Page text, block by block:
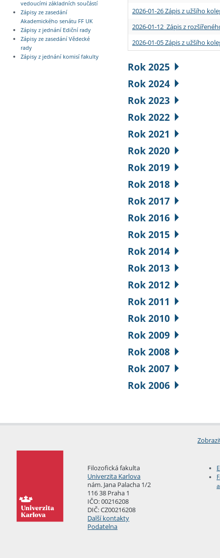
vedoucími základních součástí
Zápisy ze zasedání
Akademického senátu FF UK
Zápisy z jednání Ediční rady
Zápisy ze zasedání Vědecké
rady
Zápisy z jednání komisí fakulty
2026-01-26 Zápis z užšího
2026-01-12 Zápis z
2026-01-05 Zápis z užšího
Rok 2025
Rok 2024
Rok 2023
Rok 2022
Rok 2021
Rok 2020
Rok 2019
Rok 2018
Rok 2017
Rok 2016
Rok 2015
Rok 2014
Rok 2013
Rok 2012
Rok 2011
Rok 2010
Rok 2009
Rok 2008
Rok 2007
Rok 2006
Filozofická fakulta
Univerzita Karlova
nám. Jana Palacha 1/2
116 38 Praha 1
IČO: 00216208
DIČ: CZ00216208
Další kontakty
Podatelna